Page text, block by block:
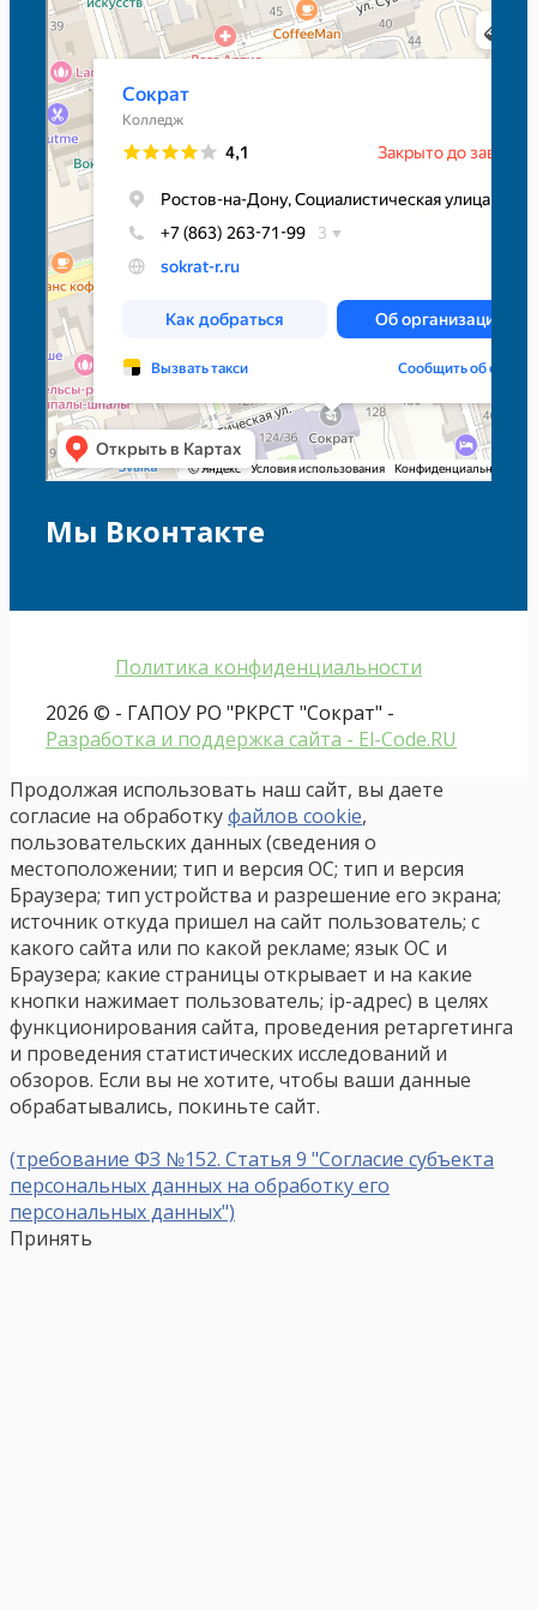
Сократ
Колледж в Ростове‑на‑Дону
Мы Вконтакте
Политика конфиденциальности
2026 © - ГАПОУ РО "РКРСТ "Сократ" -
Разработка и поддержка сайта - El-Code.RU
Продолжая использовать наш сайт, вы даете
согласие на обработкуфайлов cookie,
пользовательских данных (сведения о
местоположении; тип и версия ОС; тип и версия
Браузера; тип устройства и разрешение его экрана;
источник откуда пришел на сайт пользователь; с
какого сайта или по какой рекламе; язык ОС и
Браузера; какие страницы открывает и на какие
кнопки нажимает пользователь; ip-адрес) в целях
функционирования сайта, проведения ретаргетинга
и проведения статистических исследований и
обзоров. Если вы не хотите, чтобы ваши данные
обрабатывались, покиньте сайт.
(требование ФЗ №152. Статья 9 "Согласие субъекта
персональных данных на обработку его
персональных данных")
Принять